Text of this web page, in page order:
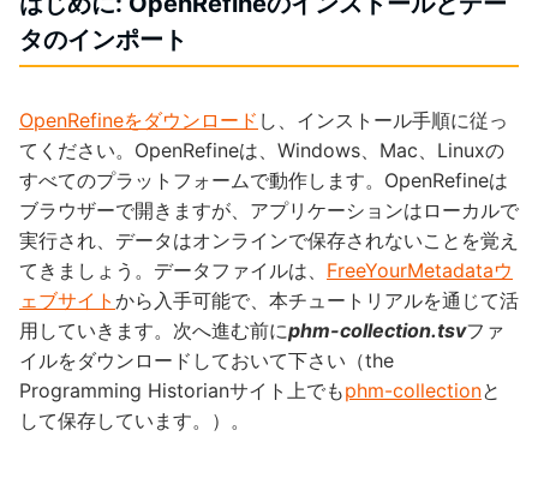
タのインポート
OpenRefineをダウンロード し、インストール手順に従っ
てください。OpenRefineは、Windows、Mac、Linuxの
すべてのプラットフォームで動作します。OpenRefineは
ブラウザーで開きますが、アプリケーションはローカルで
実行され、データはオンラインで保存されないことを覚え
てきましょう。データファイルは、 FreeYourMetadataウ
ェブサイト から入手可能で、本チュートリアルを通じて活
用していきます。次へ進む前にphm-collection.tsvファ
イルをダウンロードしておいて下さい（the
Programming Historianサイト上でもphm-collectionと
して保存しています。）。